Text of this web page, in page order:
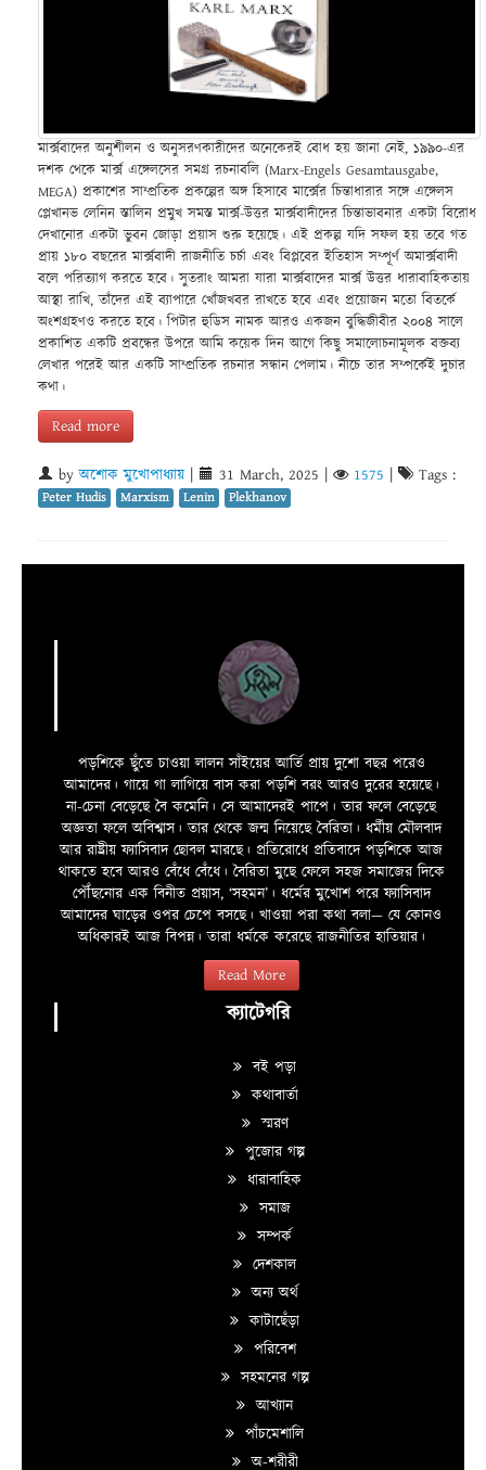
মার্ক্সবাদের অনুশীলন ও অনুসরণকারীদের অনেকেরই বোধ হয় জানা নেই, ১৯৯০-এর
দশক থেকে মার্ক্স এঙ্গেলসের সমগ্র রচনাবলি (Marx-Engels Gesamtausgabe,
MEGA) প্রকাশের সাম্প্রতিক প্রকল্পের অঙ্গ হিসাবে মার্ক্সের চিন্তাধারার সঙ্গে এঙ্গেলস
প্লেখানভ লেনিন স্তালিন প্রমুখ সমস্ত মার্ক্স-উত্তর মার্ক্সবাদীদের চিন্তাভাবনার একটা বিরোধ
দেখানোর একটা ভুবন জোড়া প্রয়াস শুরু হয়েছে। এই প্রকল্প যদি সফল হয় তবে গত
প্রায় ১৮০ বছরের মার্ক্সবাদী রাজনীতি চর্চা এবং বিপ্লবের ইতিহাস সম্পূর্ণ অমার্ক্সবাদী
বলে পরিত্যাগ করতে হবে। সুতরাং আমরা যারা মার্ক্সবাদের মার্ক্স উত্তর ধারাবাহিকতায়
আস্থা রাখি, তাঁদের এই ব্যাপারে খোঁজখবর রাখতে হবে এবং প্রয়োজন মতো বিতর্কে
অংশগ্রহণও করতে হবে। পিটার হুডিস নামক আরও একজন বুদ্ধিজীবীর ২০০৪ সালে
প্রকাশিত একটি প্রবন্ধের উপরে আমি কয়েক দিন আগে কিছু সমালোচনামূলক বক্তব্য
লেখার পরেই আর একটি সাম্প্রতিক রচনার সন্ধান পেলাম। নীচে তার সম্পর্কেই দুচার
কথা।
Read more
byঅশোক মুখোপাধ্যায় 31 March, 2025 1575 Tags :
Peter Hudis Marxism Lenin Plekhanov
পড়শিকে ছুঁতে চাওয়া লালন সাঁইয়ের আর্তি প্রায় দুশো বছর পরেও
আমাদের। গায়ে গা লাগিয়ে বাস করা পড়শি বরং আরও দুরের হয়েছে।
না-চেনা বেড়েছে বৈ কমেনি। সে আমাদেরই পাপে। তার ফলে বেড়েছে
অজ্ঞতা ফলে অবিশ্বাস। তার থেকে জন্ম নিয়েছে বৈরিতা। ধর্মীয় মৌলবাদ
আর রাষ্ট্রীয় ফ্যাসিবাদ ছোবল মারছে। প্রতিরোধে প্রতিবাদে পড়শিকে আজ
থাকতে হবে আরও বেঁধে বেঁধে। বৈরিতা মুছে ফেলে সহজ সমাজের দিকে
পৌঁছনোর এক বিনীত প্রয়াস, ‘সহমন’। ধর্মের মুখোশ পরে ফ্যাসিবাদ
আমাদের ঘাড়ের ওপর চেপে বসছে। খাওয়া পরা কথা বলা—­­ যে কোনও
অধিকারই আজ বিপন্ন। তারা ধর্মকে করেছে রাজনীতির হাতিয়ার।
Read More
ক্যাটেগরি
বই পড়া
কথাবার্তা
স্মরণ
পুজোর গল্প
ধারাবাহিক
সমাজ
সম্পর্ক
দেশকাল
অন্য অর্থ
কাটাছেঁড়া
পরিবেশ
সহমনের গল্প
আখ্যান
পাঁচমেশালি
অ-শরীরী